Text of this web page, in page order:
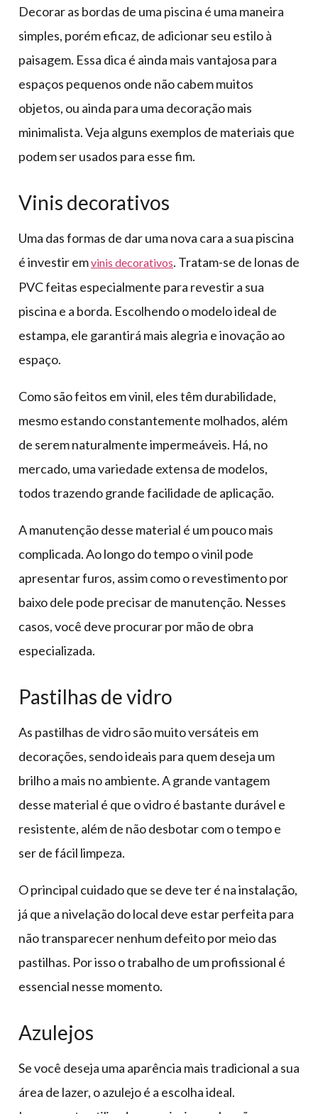
Decorar as bordas de uma piscina é uma maneira
simples, porém eficaz, de adicionar seu estilo à
paisagem. Essa dica é ainda mais vantajosa para
espaços pequenos onde não cabem muitos
objetos, ou ainda para uma decoração mais
minimalista. Veja alguns exemplos de materiais que
podem ser usados para esse fim.
Vinis decorativos
Uma das formas de dar uma nova cara a sua piscina
é investir emvinis decorativos. Tratam-se de lonas de
PVC feitas especialmente para revestir a sua
piscina e a borda. Escolhendo o modelo ideal de
estampa, ele garantirá mais alegria e inovação ao
espaço.
Como são feitos em vinil, eles têm durabilidade,
mesmo estando constantemente molhados, além
de serem naturalmente impermeáveis. Há, no
mercado, uma variedade extensa de modelos,
todos trazendo grande facilidade de aplicação.
A manutenção desse material é um pouco mais
complicada. Ao longo do tempo o vinil pode
apresentar furos, assim como o revestimento por
baixo dele pode precisar de manutenção. Nesses
casos, você deve procurar por mão de obra
especializada.
Pastilhas de vidro
As pastilhas de vidro são muito versáteis em
decorações, sendo ideais para quem deseja um
brilho a mais no ambiente. A grande vantagem
desse material é que o vidro é bastante durável e
resistente, além de não desbotar com o tempo e
ser de fácil limpeza.
O principal cuidado que se deve ter é na instalação,
já que a nivelação do local deve estar perfeita para
não transparecer nenhum defeito por meio das
pastilhas. Por isso o trabalho de um profissional é
essencial nesse momento.
Azulejos
Se você deseja uma aparência mais tradicional a sua
área de lazer, o azulejo é a escolha ideal.